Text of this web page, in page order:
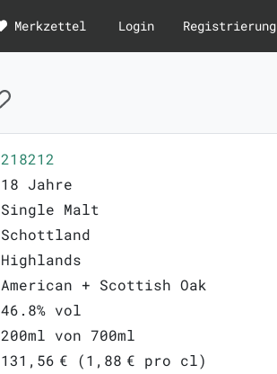
Merkzettel Login Registrierung
218212
18 Jahre
Single Malt
Schottland
Highlands
American + Scottish Oak
46.8% vol
200ml von 700ml
131,56 € (1,88 € pro cl)